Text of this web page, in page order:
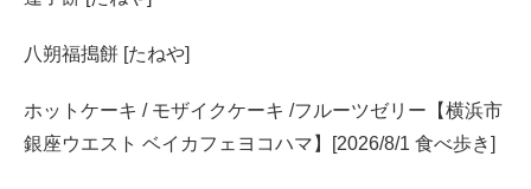
八朔福搗餅 [たねや]
ホットケーキ / モザイクケーキ /フルーツゼリー【横浜市
銀座ウエスト ベイカフェヨコハマ】[2026/8/1 食べ歩き]